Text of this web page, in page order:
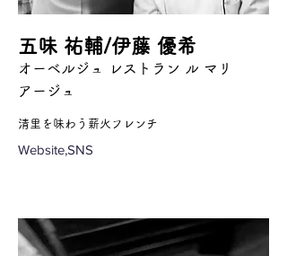
五味 祐輔/伊藤 優希
オーベルジュ レストラン ル マリ
アージュ
清里を味わう薪火フレンチ
Website,SNS